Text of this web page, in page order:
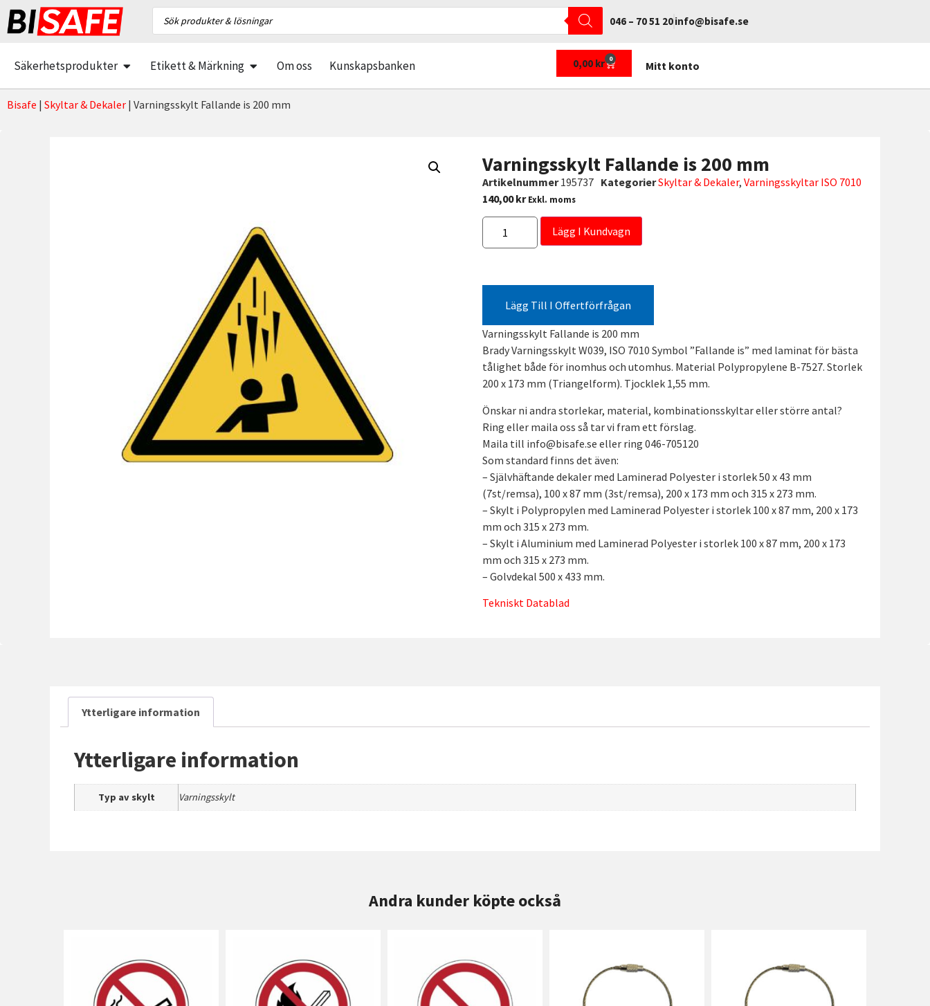
046 – 70 51 20info@bisafe.se
Säkerhetsprodukter Etikett & Märkning Om oss Kunskapsbanken 0,00 kr 0
Mitt konto
Bisafe | Skyltar & Dekaler | Varningsskylt Fallande is 200 mm
Varningsskylt Fallande is 200 mm
Artikelnummer195737 KategorierSkyltar & Dekaler, Varningsskyltar ISO 7010
140,00kr Exkl. moms
Lägg I Kundvagn
Lägg Till I Offertförfrågan
Varningsskylt Fallande is 200 mm
Brady Varningsskylt W039, ISO 7010 Symbol ”Fallande is” med laminat för bästa
tålighet både för inomhus och utomhus. Material Polypropylene B-7527. Storlek
200 x 173 mm (Triangelform). Tjocklek 1,55 mm.
Önskar ni andra storlekar, material, kombinationsskyltar eller större antal?
Ring eller maila oss så tar vi fram ett förslag.
Maila till info@bisafe.se eller ring 046-705120
Som standard finns det även:
– Självhäftande dekaler med Laminerad Polyester i storlek 50 x 43 mm
(7st/remsa), 100 x 87 mm (3st/remsa), 200 x 173 mm och 315 x 273 mm.
– Skylt i Polypropylen med Laminerad Polyester i storlek 100 x 87 mm, 200 x 173
mm och 315 x 273 mm.
– Skylt i Aluminium med Laminerad Polyester i storlek 100 x 87 mm, 200 x 173
mm och 315 x 273 mm.
– Golvdekal 500 x 433 mm.
Tekniskt Datablad
Ytterligare information
Ytterligare information
Typ av skylt Varningsskylt
Andra kunder köpte också